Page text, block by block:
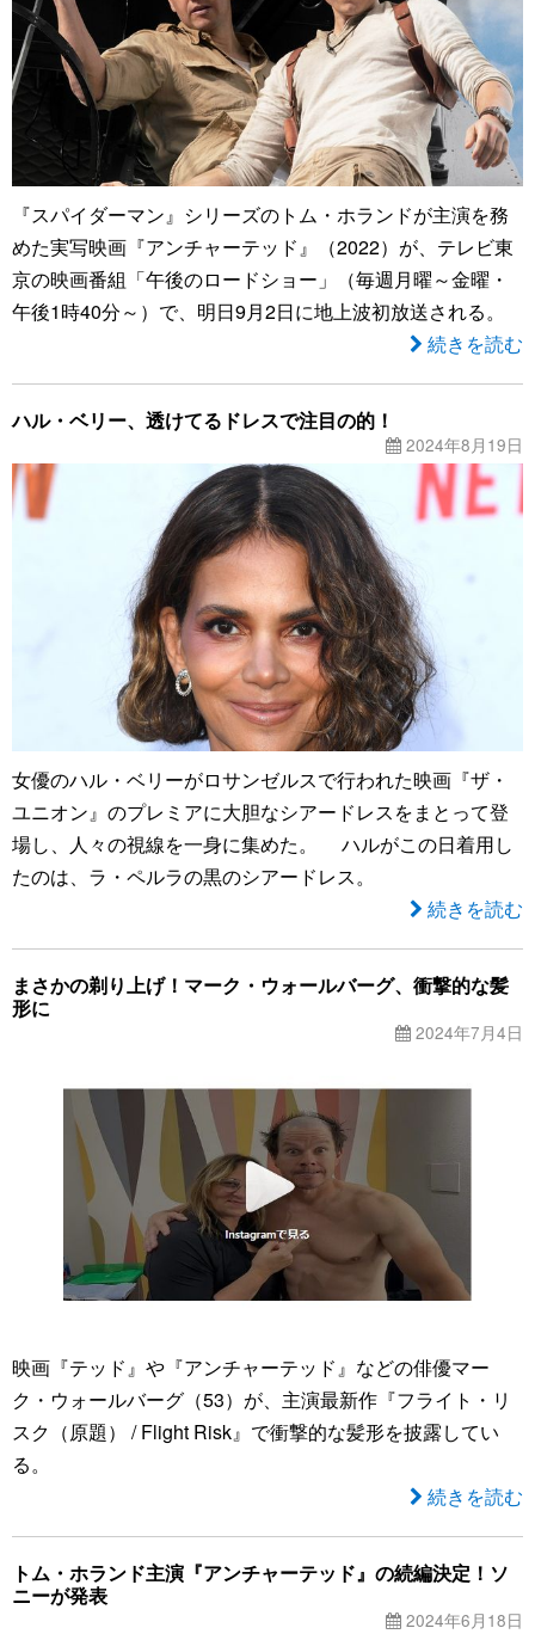
『スパイダーマン』シリーズのトム・ホランドが主演を務
めた実写映画『アンチャーテッド』（2022）が、テレビ東
京の映画番組「午後のロードショー」（毎週月曜～金曜・
午後1時40分～）で、明日9月2日に地上波初放送される。
続きを読む
ハル・ベリー、透けてるドレスで注目の的！
2024年8月19日
女優のハル・ベリーがロサンゼルスで行われた映画『ザ・
ユニオン』のプレミアに大胆なシアードレスをまとって登
場し、人々の視線を一身に集めた。 ハルがこの日着用し
たのは、ラ・ペルラの黒のシアードレス。
続きを読む
まさかの剃り上げ！マーク・ウォールバーグ、衝撃的な髪
形に
2024年7月4日
映画『テッド』や『アンチャーテッド』などの俳優マー
ク・ウォールバーグ（53）が、主演最新作『フライト・リ
スク（原題） / Flight Risk』で衝撃的な髪形を披露してい
る。
続きを読む
トム・ホランド主演『アンチャーテッド』の続編決定！ソ
ニーが発表
2024年6月18日